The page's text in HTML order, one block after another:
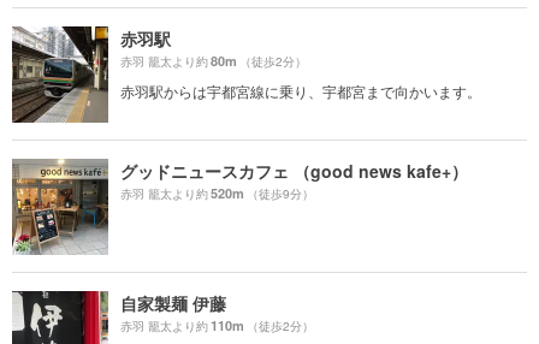
赤羽駅
赤羽 籠太より約80m （徒歩2分）
赤羽駅からは宇都宮線に乗り、宇都宮まで向かいます。
グッドニュースカフェ （good news kafe+）
赤羽 籠太より約520m （徒歩9分）
自家製麺 伊藤
赤羽 籠太より約110m （徒歩2分）